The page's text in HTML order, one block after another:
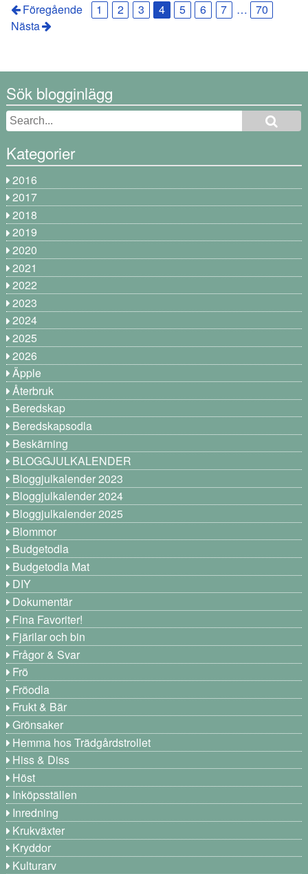
Föregående 1 2 3 4 5 6 7 … 70
Nästa
Sök blogginlägg
Kategorier
2016
2017
2018
2019
2020
2021
2022
2023
2024
2025
2026
Äpple
Återbruk
Beredskap
Beredskapsodla
Beskärning
BLOGGJULKALENDER
Bloggjulkalender 2023
Bloggjulkalender 2024
Bloggjulkalender 2025
Blommor
Budgetodla
Budgetodla Mat
DIY
Dokumentär
Fina Favoriter!
Fjärilar och bin
Frågor & Svar
Frö
Fröodla
Frukt & Bär
Grönsaker
Hemma hos Trädgårdstrollet
Hiss & Diss
Höst
Inköpsställen
Inredning
Krukväxter
Kryddor
Kulturarv